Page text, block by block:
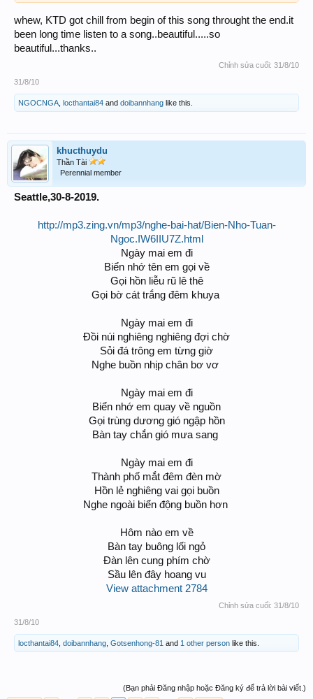
Quynh.IWZ970U7.html
whew, KTD got chill from begin of this song throught the end.it
been long time listen to a song..beautiful.....so
beautiful...thanks..
Chỉnh sửa cuối: 31/8/10
31/8/10
NGOCNGA locthantai84 and doibannhang like this.
khucthuydu
Thần Tài
Perennial member
Seattle,30-8-2019.
http://mp3.zing.vn/mp3/nghe-bai-hat/Bien-Nho-Tuan-
Ngoc.IW6IIU7Z.html
Ngày mai em đi
Biển nhớ tên em gọi về
Gọi hồn liễu rũ lê thê
Gọi bờ cát trắng đêm khuya ​
Ngày mai em đi
Đồi núi nghiêng nghiêng đợi chờ
Sỏi đá trông em từng giờ
Nghe buồn nhịp chân bơ vơ ​
Ngày mai em đi
Biển nhớ em quay về nguồn
Gọi trùng dương gió ngập hồn
Bàn tay chắn gió mưa sang ​
Ngày mai em đi
Thành phố mắt đêm đèn mờ
Hồn lẻ nghiêng vai gọi buồn
Nghe ngoài biển động buồn hơn ​
Hôm nào em về
Bàn tay buông lối ngỏ
Đàn lên cung phím chờ
Sầu lên đây hoang vu
View attachment 2784
Chỉnh sửa cuối: 31/8/10
31/8/10
locthantai84 doibannhang Gotsenhong-81 and 1 other person like this.
(Bạn phải Đăng nhập hoặc Đăng ký để trả lời bài viết.)